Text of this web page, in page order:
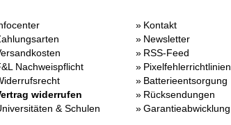
Nachweispflicht
widerrufen
& Schulen
Kontakt
Newsletter
RSS-Feed
Pixelfehlerrichtlinien
Batterieentsorgung
Rücksendungen
Garantieabwicklung